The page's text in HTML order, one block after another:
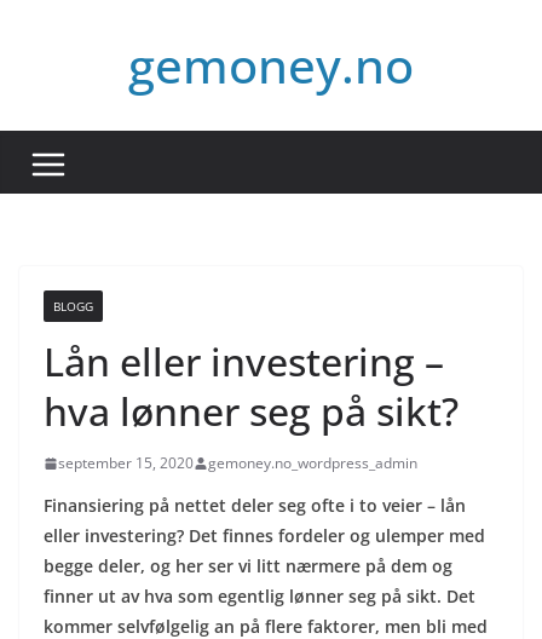
gemoney.no
BLOGG
Lån eller investering –
hva lønner seg på sikt?
september 15, 2020 gemoney.no_wordpress_admin
Finansiering på nettet deler seg ofte i to veier – lån
eller investering? Det finnes fordeler og ulemper med
begge deler, og her ser vi litt nærmere på dem og
finner ut av hva som egentlig lønner seg på sikt. Det
kommer selvfølgelig an på flere faktorer, men bli med